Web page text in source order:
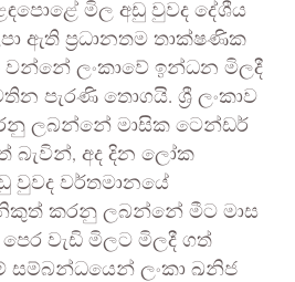
මිල අඩු වුවද දේශීය
ඇති ප්‍රධානතම තාක්ෂණික
වන්නේ ලංකාවේ ඉන්ධන මිලදී
පැරණි තොගයි. ශ්‍රී ලංකාව
ලබන්නේ මාසික ටෙන්ඩර්
බැවින්, අද දින ලෝක
වුවද වර්තමානයේ
කරනු ලබන්නේ මීට මාස
වැඩි මිලට මිලදී ගත්
සම්බන්ධයෙන් ලංකා ඛනිජ